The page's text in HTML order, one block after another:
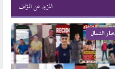
المزيد عن المؤلف
الشمال